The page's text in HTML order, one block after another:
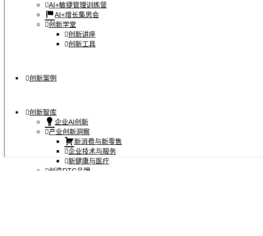
AI+敏捷管理训练营
AI+增长集思会
创新学堂
创新讲座
创新工具
创新案例
创新智库
企业AI创新
产业创新洞察
新消费与新零售
企业技术与服务
新健康与医疗
创造DTC品牌